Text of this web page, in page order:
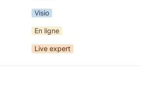
Visio
En ligne
Live expert